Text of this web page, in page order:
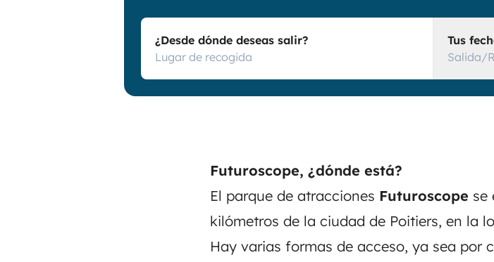
¿Desde dónde deseas salir?
Tus
Salida/
Futuroscope, ¿dónde está?
El parque de atracciones Futuroscope se
kilómetros de la ciudad de Poitiers, en la
Hay varias formas de acceso, ya sea por